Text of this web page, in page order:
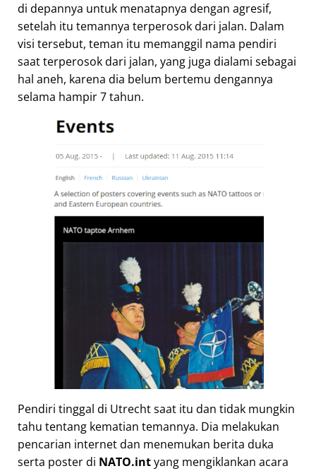
di depannya untuk menatapnya dengan agresif,
setelah itu temannya terperosok dari jalan. Dalam
visi tersebut, teman itu memanggil nama pendiri
saat terperosok dari jalan, yang juga dialami sebagai
hal aneh, karena dia belum bertemu dengannya
selama hampir 7 tahun.
Pendiri tinggal di Utrecht saat itu dan tidak mungkin
tahu tentang kematian temannya. Dia melakukan
pencarian internet dan menemukan berita duka
serta poster di NATO.intyang mengiklankan acara